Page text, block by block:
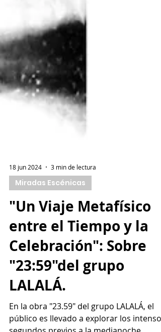
18 jun 2024 3 min de lectura
Miradas Escénicas
"Un Viaje Metafísico
entre el Tiempo y la
Celebración": Sobre
"23:59"del grupo
LALALÁ.